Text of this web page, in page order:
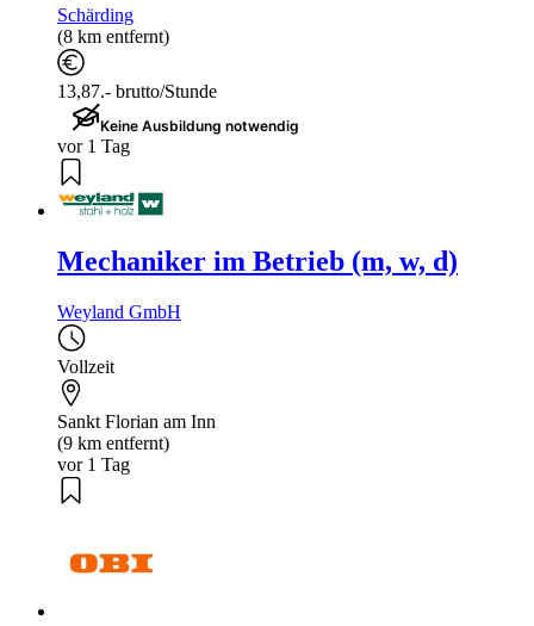
Schärding
(8 km entfernt)
13,87.- brutto/Stunde
Keine Ausbildung notwendig
vor 1 Tag
Mechaniker im Betrieb (m, w, d)
Weyland GmbH
Vollzeit
Sankt Florian am Inn
(9 km entfernt)
vor 1 Tag